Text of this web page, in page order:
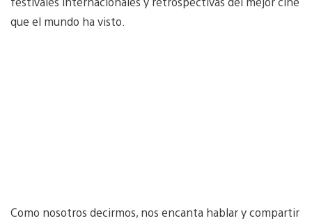
que el mundo ha visto.
Como nosotros decirmos, nos encanta hablar y compartir